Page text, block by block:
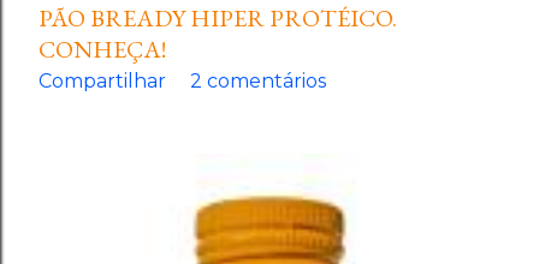
PÃO BREADY HIPER PROTÉICO.
CONHEÇA!
Compartilhar 2 comentários